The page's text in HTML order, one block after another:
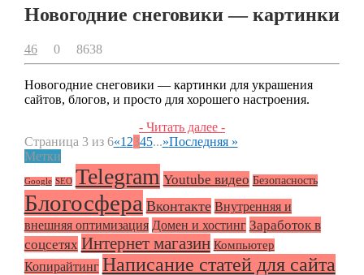
Новогодние снеговики — картинки
46 0 8638
Новогодние снеговики — картинки для украшения
сайтов, блогов, и просто для хорошего настроения.
- Читать далее -
Страница 3 из 6«1 2345...»Последняя »
Метки
Google SEO Telegram Youtube видео Безопасность
Блогосфера Вконтакте Внутренняя и
внешняя оптимизация Домен и хостинг Заработок в
соцсетях Интернет магазин Компьютер
Копирайтинг Написание статей для сайта